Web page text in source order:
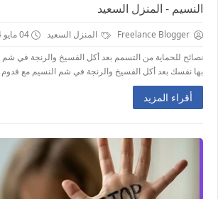
النسيم - المنزل السعيد
Freelance Blogger المنزل السعيد
04 مايو 2024
نصائح للحماية من التسمم بعد أكل الفسيخ والرنجة في
بها نفسك بعد أكل الفسيخ والرنجة في شم النسيم مع قدوم
أقراء المزيد